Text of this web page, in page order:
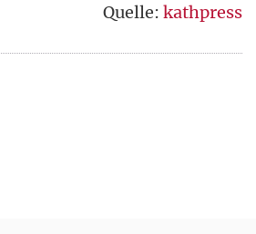
Quelle: kathpress